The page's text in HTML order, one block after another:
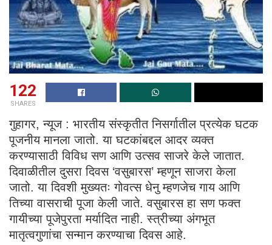
122
SHARES
गुहागर, न्यूज : भारतीय संस्कृतीत निसर्गातील प्रत्येक घटक
पूजनीय मानला जातो. या घटकांबद्दल आदर व्यक्त
करण्यासाठी विविध सण आणि उत्सव साजरे केले जातात.
दिवाळीतील दुसरा दिवस ‘वसुबारस’ म्हणून साजरा केला
जातो. या दिवशी मुख्यतः गोवत्स धेनु म्हणजेच गाय आणि
तिच्या वासराची पूजा केली जाते. वसुबारस हा सण फक्त
गायीच्या पूजेपुरता मर्यादित नाही. स्त्रीच्या अंगभूत
मातृत्वगुणांचा सन्मान करण्याचा दिवस आहे.